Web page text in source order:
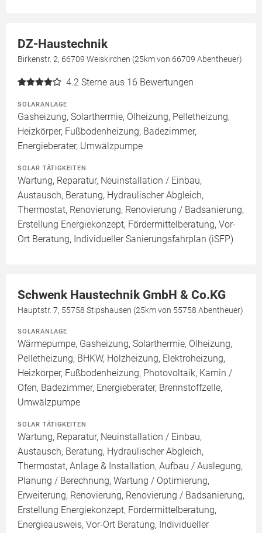
DZ-Haustechnik
Birkenstr. 2, 66709 Weiskirchen (25km von 66709 Abentheuer)
4.2 Sterne aus 16 Bewertungen
SOLARANLAGE
Gasheizung, Solarthermie, Ölheizung, Pelletheizung,
Heizkörper, Fußbodenheizung, Badezimmer,
Energieberater, Umwälzpumpe
SOLAR TÄTIGKEITEN
Wartung, Reparatur, Neuinstallation / Einbau,
Austausch, Beratung, Hydraulischer Abgleich,
Thermostat, Renovierung, Renovierung / Badsanierung,
Erstellung Energiekonzept, Fördermittelberatung, Vor-
Ort Beratung, Individueller Sanierungsfahrplan (iSFP)
Schwenk Haustechnik GmbH & Co.KG
Hauptstr. 7, 55758 Stipshausen (25km von 55758 Abentheuer)
SOLARANLAGE
Wärmepumpe, Gasheizung, Solarthermie, Ölheizung,
Pelletheizung, BHKW, Holzheizung, Elektroheizung,
Heizkörper, Fußbodenheizung, Photovoltaik, Kamin /
Ofen, Badezimmer, Energieberater, Brennstoffzelle,
Umwälzpumpe
SOLAR TÄTIGKEITEN
Wartung, Reparatur, Neuinstallation / Einbau,
Austausch, Beratung, Hydraulischer Abgleich,
Thermostat, Anlage & Installation, Aufbau / Auslegung,
Planung / Berechnung, Wartung / Optimierung,
Erweiterung, Renovierung, Renovierung / Badsanierung,
Erstellung Energiekonzept, Fördermittelberatung,
Energieausweis, Vor-Ort Beratung, Individueller